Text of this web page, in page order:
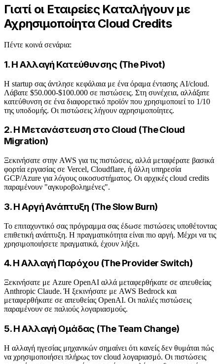
Γιατί οι Εταιρείες Καταλήγουν με
Αχρησιμοποίητα Cloud Credits
Πέντε κοινά σενάρια:
1. Η Αλλαγή Κατεύθυνσης (The Pivot)
Η startup σας άντλησε κεφάλαια με ένα όραμα έντασης AI/cloud.
Λάβατε $50.000-$100.000 σε πιστώσεις. Στη συνέχεια, αλλάξατε
κατεύθυνση σε ένα διαφορετικό προϊόν που χρησιμοποιεί το 1/10
της υποδομής. Οι πιστώσεις λήγουν αχρησιμοποίητες.
2. Η Μετανάστευση στο Cloud (The Cloud
Migration)
Ξεκινήσατε στην AWS για τις πιστώσεις, αλλά μεταφέρατε βασικά
φορτία εργασίας σε Vercel, Cloudflare, ή άλλη υπηρεσία
GCP/Azure για λόγους οικοσυστήματος. Οι αρχικές cloud credits
παραμένουν "αγκυροβολημένες".
3. Η Αργή Ανάπτυξη (The Slow Burn)
Το επιταχυντικό σας πρόγραμμα σας έδωσε πιστώσεις υποθέτοντας
επιθετική ανάπτυξη. Η πραγματικότητα είναι πιο αργή. Μέχρι να τις
χρησιμοποιήσετε πραγματικά, έχουν λήξει.
4. Η Αλλαγή Παρόχου (The Provider Switch)
Ξεκινήσατε με Azure OpenAI αλλά μεταφερθήκατε σε απευθείας
Anthropic Claude. Ή ξεκινήσατε με AWS Bedrock και
μεταφερθήκατε σε απευθείας OpenAI. Οι παλιές πιστώσεις
παραμένουν σε παλιούς λογαριασμούς.
5. Η Αλλαγή Ομάδας (The Team Change)
Η αλλαγή ηγεσίας μηχανικών σημαίνει ότι κανείς δεν θυμάται πώς
να χρησιμοποιήσει πλήρως τον cloud λογαριασμό. Οι πιστώσεις